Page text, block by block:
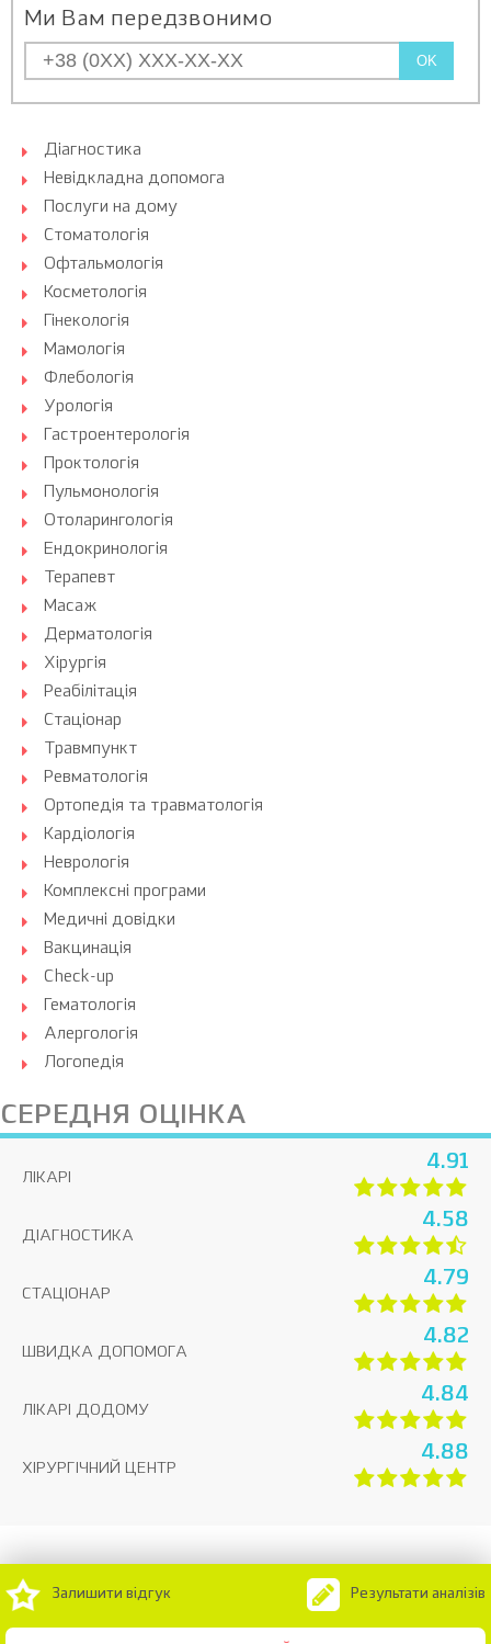
Ми Вам передзвонимо
OK
Діагностика
Невідкладна допомога
Послуги на дому
Стоматологія
Офтальмологія
Косметологія
Гінекологія
Мамологія
Флебологія
Урологія
Гастроентерологія
Проктологія
Пульмонологія
Отоларингологія
Ендокринологія
Терапевт
Масаж
Дерматологія
Хірургія
Реабілітація
Стаціонар
Травмпункт
Ревматологія
Ортопедія та травматологія
Кардіологія
Неврологія
Комплексні програми
Медичні довідки
Вакцинація
Check-up
Гематологія
Алергологія
Логопедія
СЕРЕДНЯ ОЦІНКА
ЛІКАРІ
4.91
ДІАГНОСТИКА
4.58
СТАЦІОНАР
4.79
ШВИДКА ДОПОМОГА
4.82
ЛІКАРІ ДОДОМУ
4.84
ХІРУРГІЧНИЙ ЦЕНТР
4.88
Залишити відгук Результати аналізів